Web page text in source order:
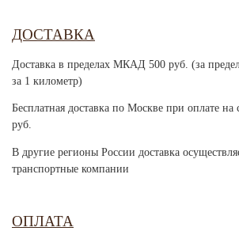
ДОСТАВКА
Доставка в пределах МКАД 500 руб. (за
за 1 километр)
Бесплатная доставка по Москве при оплате
руб.
В другие регионы России доставка
транспортные компании
ОПЛАТА